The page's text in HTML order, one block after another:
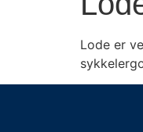
Lode er